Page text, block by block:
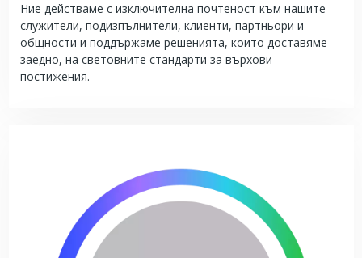
Ние действаме с изключителна почтеност към нашите
служители, подизпълнители, клиенти, партньори и
общности и поддържаме решенията, които доставяме
заедно, на световните стандарти за върхови
постижения.